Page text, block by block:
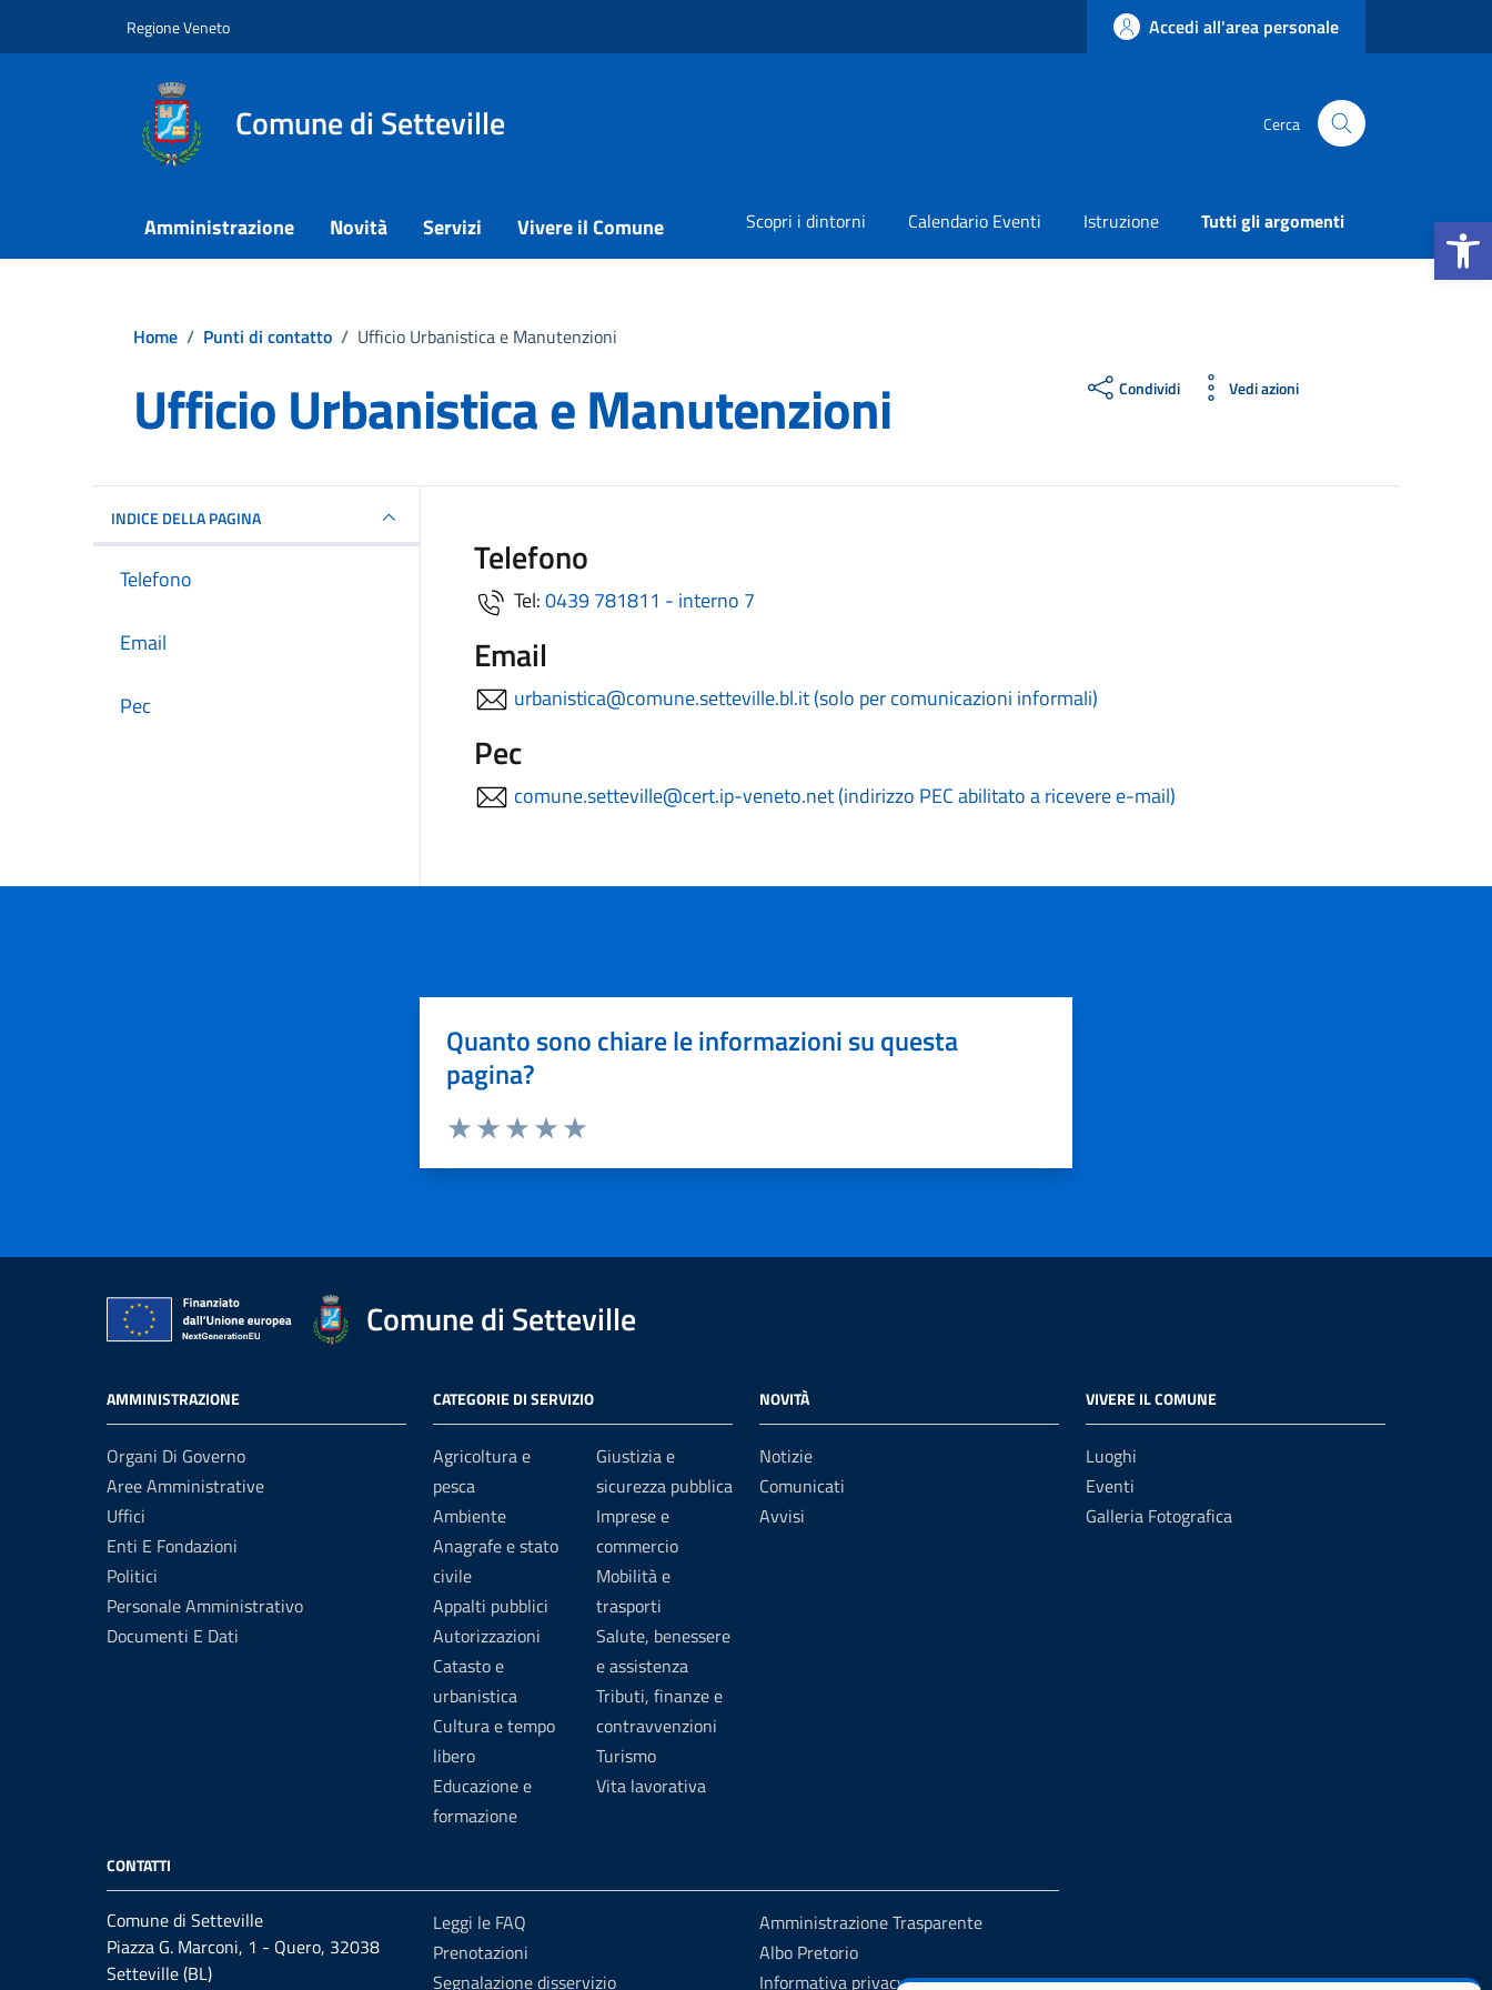
Apri la
Regione Veneto Accedi all'area personale
Comune di Setteville Cerca
Amministrazione Novità Servizi Vivere il Comune Scopri i dintorni Calendario Eventi Istruzione Tutti gli argomenti
Home / Punti di contatto / Ufficio Urbanistica e Manutenzioni
Ufficio Urbanistica e Manutenzioni Condividi Vedi azioni
INDICE DELLA PAGINA
Telefono
Email
Pec
Telefono
Tel:0439 781811 - interno 7
Email
urbanistica@comune.setteville.bl.it (solo per comunicazioni informali)
Pec
comune.setteville@cert.ip-veneto.net (indirizzo PEC abilitato a ricevere e-mail)
Quanto sono chiare le informazioni su questa
pagina?
Comune di Setteville
AMMINISTRAZIONE
Organi Di Governo
Aree Amministrative
Uffici
Enti E Fondazioni
Politici
Personale Amministrativo
Documenti E Dati
CATEGORIE DI SERVIZIO
Agricoltura e
pesca
Ambiente
Anagrafe e stato
civile
Appalti pubblici
Autorizzazioni
Catasto e
urbanistica
Cultura e tempo
libero
Educazione e
formazione
Giustizia e
sicurezza pubblica
Imprese e
commercio
Mobilità e
trasporti
Salute, benessere
e assistenza
Tributi, finanze e
contravvenzioni
Turismo
Vita lavorativa
NOVITÀ
Notizie
Comunicati
Avvisi
VIVERE IL COMUNE
Luoghi
Eventi
Galleria Fotografica
CONTATTI
Comune di Setteville
Piazza G. Marconi, 1 - Quero, 32038
Setteville (BL)
Leggi le FAQ
Prenotazioni
Segnalazione disservizio
Amministrazione Trasparente
Albo Pretorio
Informativa privacy